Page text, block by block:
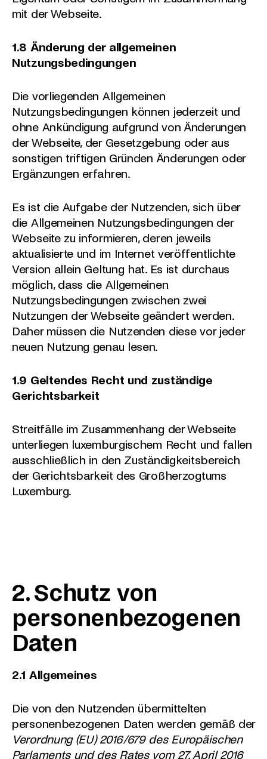
mit der Webseite.
1.8 Änderung der allgemeinen
Nutzungsbedingungen
Die vorliegenden Allgemeinen
Nutzungsbedingungen können jederzeit und
ohne Ankündigung aufgrund von Änderungen
der Webseite, der Gesetzgebung oder aus
sonstigen triftigen Gründen Änderungen oder
Ergänzungen erfahren.
Es ist die Aufgabe der Nutzenden, sich über
die Allgemeinen Nutzungsbedingungen der
Webseite zu informieren, deren jeweils
aktualisierte und im Internet veröffentlichte
Version allein Geltung hat. Es ist durchaus
möglich, dass die Allgemeinen
Nutzungsbedingungen zwischen zwei
Nutzungen der Webseite geändert werden.
Daher müssen die Nutzenden diese vor jeder
neuen Nutzung genau lesen.
1.9 Geltendes Recht und zuständige
Gerichtsbarkeit
Streitfälle im Zusammenhang der Webseite
unterliegen luxemburgischem Recht und fallen
ausschließlich in den Zuständigkeitsbereich
der Gerichtsbarkeit des Großherzogtums
Luxemburg.
2. Schutz von
personenbezogenen
Daten
2.1 Allgemeines
Die von den Nutzenden übermittelten
personenbezogenen Daten werden gemäß der
Verordnung (EU) 2016/679 des Europäischen
Parlaments und des Rates vom 27. April 2016